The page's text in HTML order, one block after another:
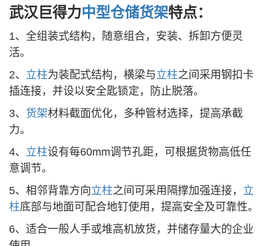
武汉巨得力中型仓储货架特点：
1、全组装式结构，随意组合，安装、拆卸方便灵
活。
2、 立柱为装配式结构，横梁与立柱之间采用钢扣卡
插连接，并设以安全匙锁定，防止脱落。
3、 货架材料截面优化，多种管材选择，提高承截
力。
4、 立柱设有每60mm调节孔距，可根据货物高低任
意调节。
5、相邻背靠方向立柱之间可采用隔撑加强连接， 立
柱底部与地面可配合地钉使用，提高安全及可靠性。
6、适合一般人手或堆高机放货，并储存量大的企业